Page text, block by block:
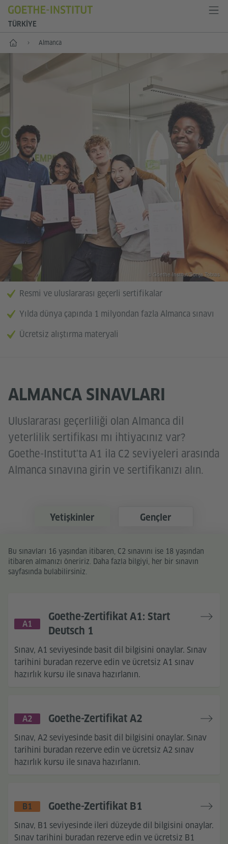
TÜRKIYE
Anasayfa Almanca
© Goethe-Institut/Sonja Tobias
Resmi ve uluslararası geçerli sertifikalar
Yılda dünya çapında 1 milyondan fazla Almanca sınavı
Ücretsiz alıştırma materyali
ALMANCA SINAVLARI
Uluslararası geçerliliği olan Almanca dil
yeterlilik sertifikası mı ihtiyacınız var?
Goethe-Institut'ta A1 ila C2 seviyeleri arasında
Almanca sınavına girin ve sertifikanızı alın.
Yetişkinler Gençler
Bu sınavları 16 yaşından itibaren, C2 sınavını ise 18 yaşından
itibaren almanızı öneririz. Daha fazla bilgiyi, her bir sınavın
sayfasında bulabilirsiniz.
A1
Goethe-Zertifikat A1: Start
Deutsch 1
Sınav, A1 seviyesinde basit dil bilgisini onaylar. Sınav
tarihini buradan rezerve edin ve ücretsiz A1 sınav
hazırlık kursu ile sınava hazırlanın.
A2 Goethe-Zertifikat A2
Sınav, A2 seviyesinde basit dil bilgisini onaylar. Sınav
tarihini buradan rezerve edin ve ücretsiz A2 sınav
hazırlık kursu ile sınava hazırlanın.
B1 Goethe-Zertifikat B1
Sınav, B1 seviyesinde ileri düzeyde dil bilgisini onaylar.
Sınav tarihini buradan rezerve edin ve ücretsiz B1